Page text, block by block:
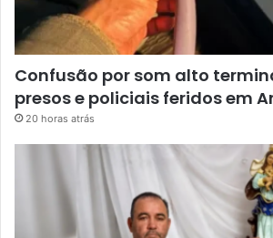
Confusão por som alto
presos e policiais feridos em
20 horas atrás